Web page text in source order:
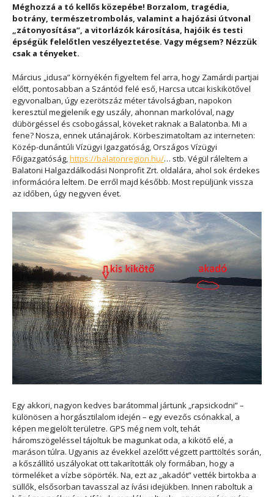
Méghozzá a tó kellős közepébe! Borzalom, tragédia,
botrány, természetrombolás, valamint a hajózási útvonal
„zátonyosítása”, a vitorlázók károsítása, hajóik és testi
épségük felelőtlen veszélyeztetése. Vagy mégsem? Nézzük
csak a tényeket.
Március „idusa” környékén figyeltem fel arra, hogy Zamárdi partjai
előtt, pontosabban a Szántód felé eső, Harcsa utcai kiskikötővel
egyvonalban, úgy ezerötszáz méter távolságban, napokon
keresztül megjelenik egy uszály, ahonnan markolóval, nagy
dübörgéssel és csobogással, köveket raknak a Balatonba. Mi a
fene? Nosza, ennek utánajárok. Körbeszimatoltam az interneten:
Közép-dunántúli Vízügyi Igazgatóság, Országos Vízügyi
Főigazgatóság,https://balatonregion.hu/… stb. Végül ráleltem a
Balatoni Halgazdálkodási Nonprofit Zrt. oldalára, ahol sok érdekes
információra leltem. De erről majd később. Most repüljünk vissza
az időben, úgy negyven évet.
Egy akkori, nagyon kedves barátommal jártunk „rapsickodni” –
különösen a horgásztilalom idején – egy evezős csónakkal, a
képen megjelölt területre. GPS még nem volt, tehát
háromszögeléssel tájoltuk be magunkat oda, a kikötő elé, a
maráson túlra. Ugyanis az évekkel azelőtt végzett parttöltés során,
a kőszállító uszályokat ott takarították oly formában, hogy a
törmeléket a vízbe söpörték. Na, ezt az „akadót” vették birtokba a
süllők, elsősorban tavasszal az ívási idejükben. Innen raboltuk a